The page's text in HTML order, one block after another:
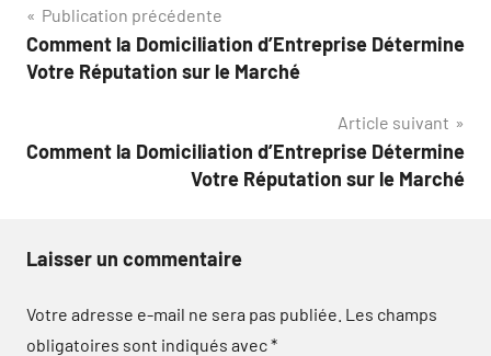
Navigation
de
Publication précédente
Comment la Domiciliation d’Entreprise Détermine
Votre Réputation sur le Marché
Article suivant
Comment la Domiciliation d’Entreprise Détermine
Votre Réputation sur le Marché
Laisser un commentaire
Votre adresse e-mail ne sera pas publiée. Les champs
obligatoires sont indiqués avec*